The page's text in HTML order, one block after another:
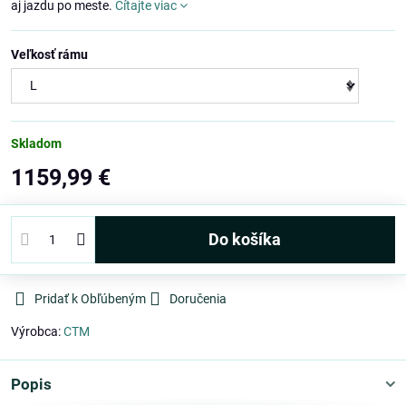
aj jazdu po meste. Čítajte viac
Veľkosť rámu
Skladom
1159,99 €
Do košíka
Pridať k Obľúbeným Doručenia
Výrobca:CTM
Popis